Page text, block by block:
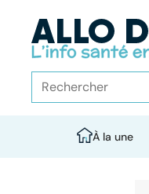
À la une